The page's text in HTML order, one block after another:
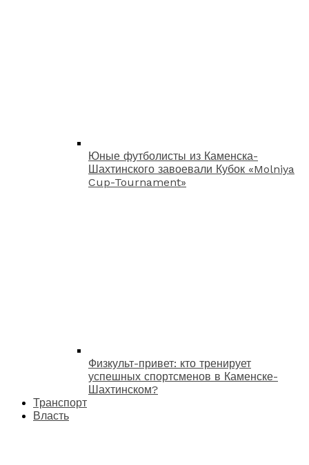
Юные футболисты из Каменска-
Шахтинского завоевали Кубок «Molniya
Cup-Tournament»
Физкульт-привет: кто тренирует
успешных спортсменов в Каменске-
Шахтинском?
Транспорт
Власть